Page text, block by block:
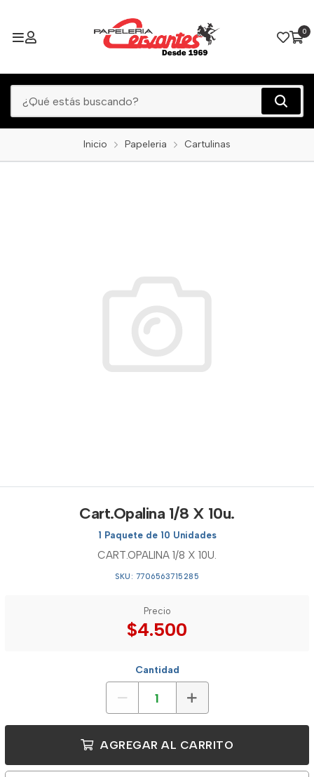
0
Inicio Papeleria Cartulinas
Cart.Opalina 1/8 X 10u.
1 Paquete de 10 Unidades
CART.OPALINA 1/8 X 10U.
SKU: 7706563715285
Precio
$4.500
Cantidad
AGREGAR AL CARRITO